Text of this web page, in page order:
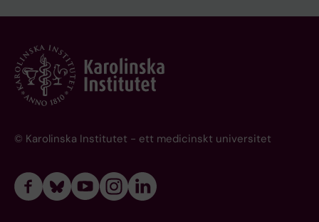
© Karolinska Institutet - ett medicinskt universitet